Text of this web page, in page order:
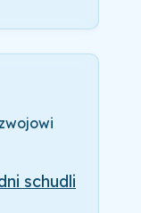
schudli